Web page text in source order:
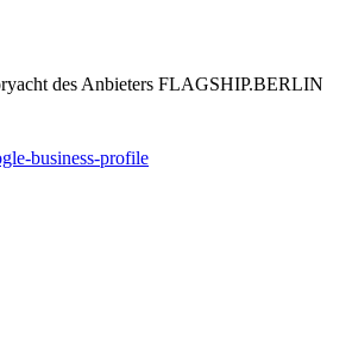
des Anbieters FLAGSHIP.BERLIN
business-profile